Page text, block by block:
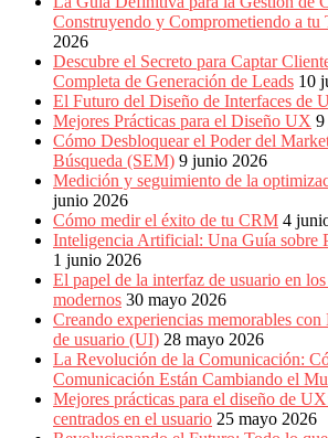
Construyendo y Comprometiendo a tu
2026
Descubre el Secreto para Captar
Completa de Generación de Leads 10
El Futuro del Diseño de Interfaces de
Mejores Prácticas para el Diseño UX 9
Cómo Desbloquear el Poder del
Búsqueda (SEM) 9 junio 2026
Medición y seguimiento de la
junio 2026
Cómo medir el éxito de tu CRM 4
Inteligencia Artificial: Una Guía sobre
1 junio 2026
El papel de la interfaz de usuario en
modernos 30 mayo 2026
Creando experiencias memorables
de usuario (UI) 28 mayo 2026
La Revolución de la Comunicación:
Comunicación Están Cambiando el
Mejores prácticas para el diseño de
centrados en el usuario 25 mayo 2026